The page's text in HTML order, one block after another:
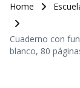
Home
Cuaderno con
blanco, 80